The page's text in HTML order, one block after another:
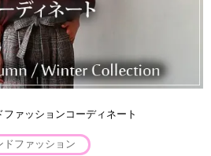
ァッションコーディネート
ドファッション